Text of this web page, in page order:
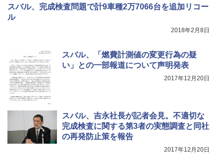
スバル、完成検査問題で計9車種2万7066台を追加リコー
ル
2018年2月8日
スバル、「燃費計測値の変更行為の疑
い」との一部報道について声明発表
2017年12月20日
スバル、吉永社長が記者会見。不適切な
完成検査に関する第3者の実態調査と同社
の再発防止策を報告
2017年12月20日